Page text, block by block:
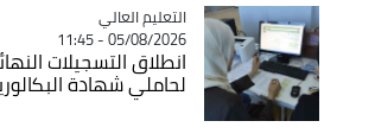
Catégorie
التعليم العالي
05/08/2026 - 11:45
انطلاق التسجيلات
لحاملي شهادة البكالوريا